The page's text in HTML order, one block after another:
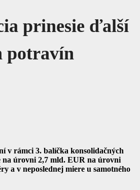
prinesie ďalší
potravín
v rámci 3. balíčka konsolidačných
na úrovni 2,7 mld. EUR na úrovni
a v neposlednej miere u samotného